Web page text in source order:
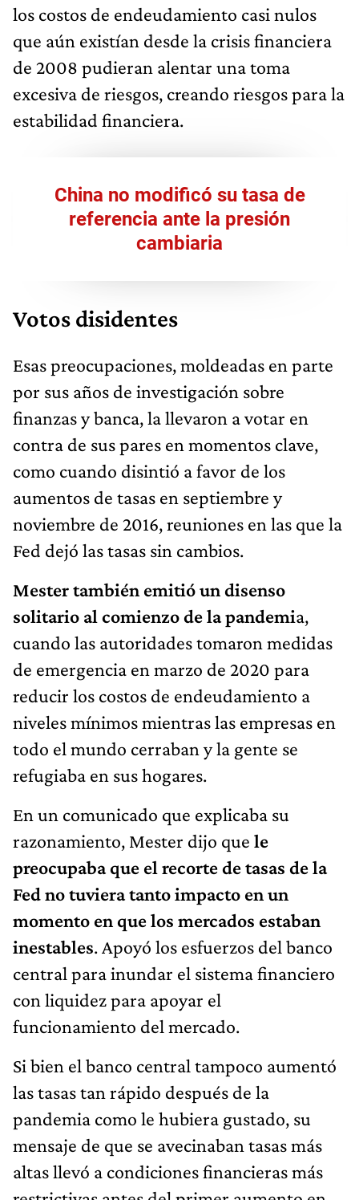
los costos de endeudamiento casi nulos
que aún existían desde la crisis financiera
de 2008 pudieran alentar una toma
excesiva de riesgos, creando riesgos para la
estabilidad financiera.
China no modificó su tasa de
referencia ante la presión
cambiaria
Votos disidentes
Esas preocupaciones, moldeadas en parte
por sus años de investigación sobre
finanzas y banca, la llevaron a votar en
contra de sus pares en momentos clave,
como cuando disintió a favor de los
aumentos de tasas en septiembre y
noviembre de 2016, reuniones en las que la
Fed dejó las tasas sin cambios.
Mester también emitió un disenso
solitario al comienzo de la pandemia,
cuando las autoridades tomaron medidas
de emergencia en marzo de 2020 para
reducir los costos de endeudamiento a
niveles mínimos mientras las empresas en
todo el mundo cerraban y la gente se
refugiaba en sus hogares.
En un comunicado que explicaba su
razonamiento, Mester dijo que le
preocupaba que el recorte de tasas de la
Fed no tuviera tanto impacto en un
momento en que los mercados estaban
inestables. Apoyó los esfuerzos del banco
central para inundar el sistema financiero
con liquidez para apoyar el
funcionamiento del mercado.
Si bien el banco central tampoco aumentó
las tasas tan rápido después de la
pandemia como le hubiera gustado, su
mensaje de que se avecinaban tasas más
altas llevó a condiciones financieras más